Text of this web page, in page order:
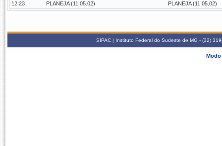
12:23
PLANEJA (11.05.02)
PLANEJA (11.05.02)
SIPAC | Instituto Federal do Sudeste de MG - (32)
Modo